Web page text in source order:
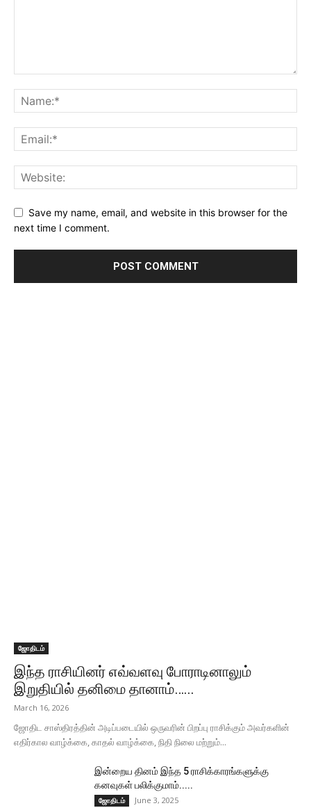
Save my name, email, and website in this browser for the
next time I comment.
ஜோதிடம்
இந்த ராசியினர் எவ்வளவு போராடினாலும்
இறுதியில் தனிமை தானாம்…...
March 16, 2026
ஜோதிட சாஸ்திரத்தின் அடிப்படையில் ஒருவரின் பிறப்பு ராசிக்கும் அவர்களின்
எதிர்கால வாழ்க்கை, காதல் வாழ்க்கை, நிதி நிலை மற்றும்...
இன்றைய தினம் இந்த 5 ராசிக்காரங்களுக்கு
கனவுகள் பலிக்குமாம்.....
ஜோதிடம் June 3, 2025